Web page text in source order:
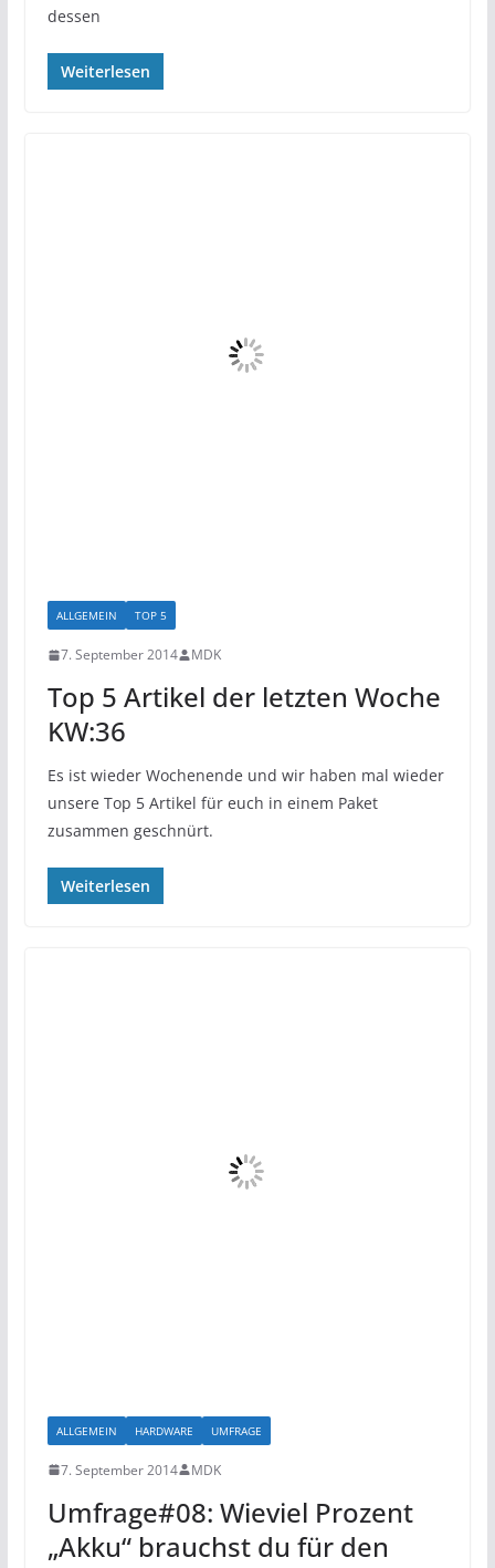
dessen
Weiterlesen
ALLGEMEIN TOP 5
7. September 2014 MDK
Top 5 Artikel der letzten Woche
KW:36
Es ist wieder Wochenende und wir haben mal wieder
unsere Top 5 Artikel für euch in einem Paket
zusammen geschnürt.
Weiterlesen
ALLGEMEIN HARDWARE UMFRAGE
7. September 2014 MDK
Umfrage#08: Wieviel Prozent
„Akku“ brauchst du für den